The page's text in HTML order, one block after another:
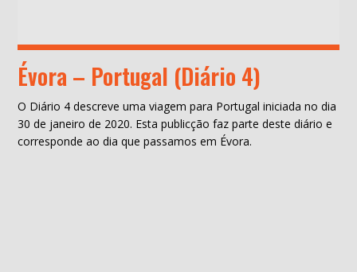
Évora – Portugal (Diário 4)
O Diário 4 descreve uma viagem para Portugal iniciada no dia
30 de janeiro de 2020. Esta publicção faz parte deste diário e
corresponde ao dia que passamos em Évora.